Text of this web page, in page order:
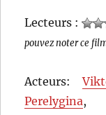
Lecteurs :
pouvez noter ce
Acteurs:
Perelygina,